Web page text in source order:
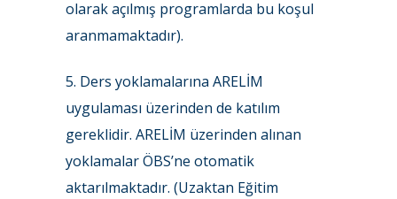
olarak açılmış programlarda bu koşul
aranmamaktadır).
5. Ders yoklamalarına ARELİM
uygulaması üzerinden de katılım
gereklidir. ARELİM üzerinden alınan
yoklamalar ÖBS’ne otomatik
aktarılmaktadır. (Uzaktan Eğitim